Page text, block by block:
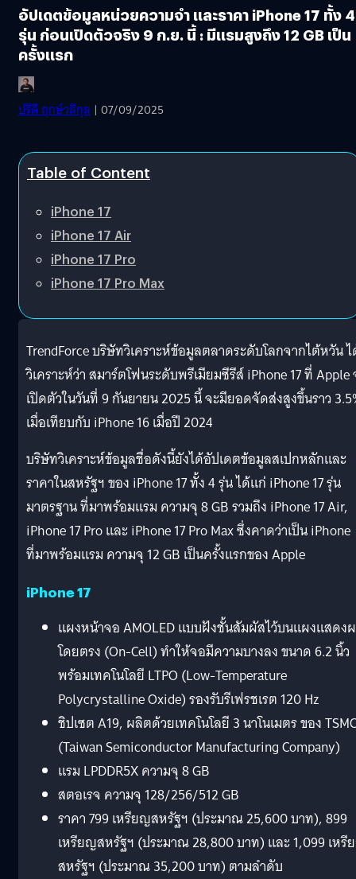
อัปเดตข้อมูลหน่วยความจำ และราคา iPhone 17 ทั้ง 4
รุ่น ก่อนเปิดตัวจริง 9 ก.ย. นี้ : มีแรมสูงถึง 12 GB เป็น
ครั้งแรก
ปรีดี ฤกษ์วลีกุล | 07/09/2025
Table of Content
iPhone 17
iPhone 17 Air
iPhone 17 Pro
iPhone 17 Pro Max
TrendForce บริษัทวิเคราะห์ข้อมูลตลาดระดับโลกจากไต้หวัน
วิเคราะห์ว่า สมาร์ตโฟนระดับพรีเมียมซีรีส์ iPhone 17 ที่ Apple
เปิดตัวในวันที่ 9 กันยายน 2025 นี้ จะมียอดจัดส่งสูงขึ้นราว
เมื่อเทียบกับ iPhone 16 เมื่อปี 2024
บริษัทวิเคราะห์ข้อมูลชื่อดังนี้ยังได้อัปเดตข้อมูลสเปกหลักและ
ราคาในสหรัฐฯ ของ iPhone 17 ทั้ง 4 รุ่น ได้แก่ iPhone 17 รุ่น
มาตรฐาน ที่มาพร้อมแรม ความจุ 8 GB รวมถึง iPhone 17 Air,
iPhone 17 Pro และ iPhone 17 Pro Max ซึ่งคาดว่าเป็น iPhone
ที่มาพร้อมแรม ความจุ 12 GB เป็นครั้งแรกของ Apple
iPhone 17
แผงหน้าจอ AMOLED แบบฝังชั้นสัมผัสไว้บนแผงแสดง
โดยตรง (On-Cell) ทำให้จอมีความบางลง ขนาด 6.2 นิ้ว
พร้อมเทคโนโลยี LTPO (Low-Temperature
Polycrystalline Oxide) รองรับรีเฟรชเรต 120 Hz
ชิปเซต A19, ผลิตด้วยเทคโนโลยี 3 นาโนเมตร ของ TSMC
(Taiwan Semiconductor Manufacturing Company)
แรม LPDDR5X ความจุ 8 GB
สตอเรจ ความจุ 128/256/512 GB
ราคา 799 เหรียญสหรัฐฯ (ประมาณ 25,600 บาท), 899
เหรียญสหรัฐฯ (ประมาณ 28,800 บาท) และ 1,099 เห
สหรัฐฯ (ประมาณ 35,200 บาท) ตามลำดับ